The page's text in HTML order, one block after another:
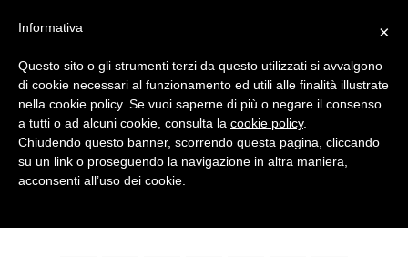
bimbi e viaggi - family travel blog: community #1 in
×
Informativa
Questo sito o gli strumenti terzi da questo utilizzati si avvalgono
di cookie necessari al funzionamento ed utili alle finalità illustrate
nella cookie policy. Se vuoi saperne di più o negare il consenso
a tutti o ad alcuni cookie, consulta la cookie policy.
Chiudendo questo banner, scorrendo questa pagina, cliccando
su un link o proseguendo la navigazione in altra maniera,
acconsenti all’uso dei cookie.